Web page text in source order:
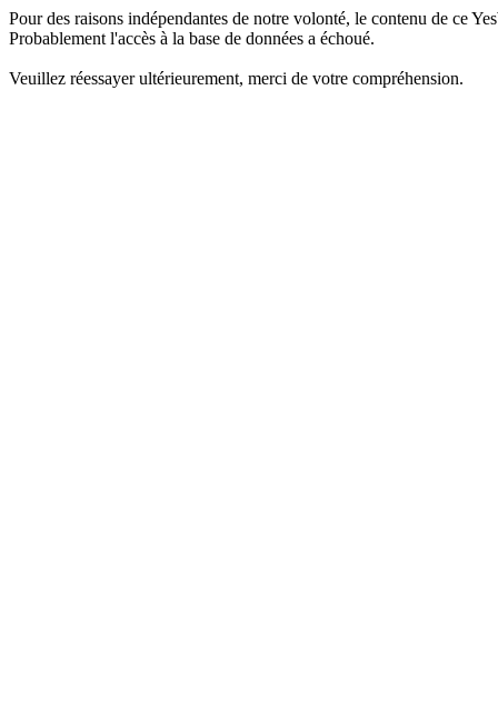
Pour des raisons indépendantes de notre volonté, le contenu de ce
Probablement l'accès à la base de données a échoué.
Veuillez réessayer ultérieurement, merci de votre compréhension.